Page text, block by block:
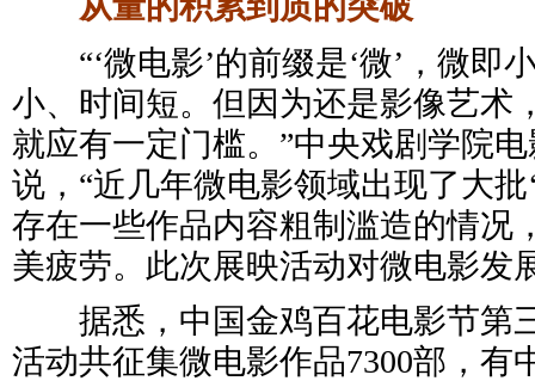
“‘微电影’的前缀是‘微’，微即
小、时间短。但因为还是影像艺术
就应有一定门槛。”中央戏剧学院
说，“近几年微电影领域出现了大批
存在一些作品内容粗制滥造的情况
美疲劳。此次展映活动对微电影发
据悉，中国金鸡百花电影节第
活动共征集微电影作品7300部，有